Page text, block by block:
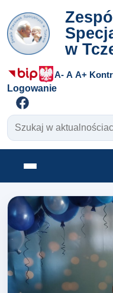
w
A- A A+
Logowanie
Szukaj w aktualnościach
Otwórz menu
Zespół